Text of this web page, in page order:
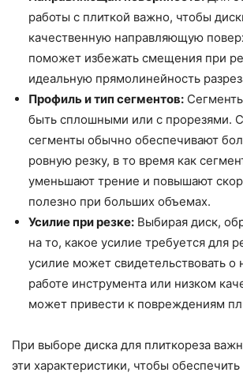
работы с плиткой важно, чтобы
качественную направляющую
поможет избежать смещения при
идеальную прямолинейность
Профиль и тип сегментов:
быть сплошными или с прорезями.
сегменты обычно обеспечивают
ровную резку, в то время как
уменьшают трение и повышают
полезно при больших объемах.
Усилие при резке: Выбирая диск,
на то, какое усилие требуется для
усилие может свидетельствовать о
работе инструмента или низком
может привести к повреждениям
При выборе диска для плиткореза
эти характеристики, чтобы